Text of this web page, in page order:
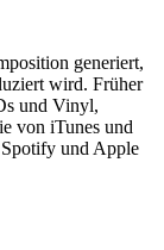
generiert,
wird. Früher
und Vinyl,
von iTunes und
und Apple